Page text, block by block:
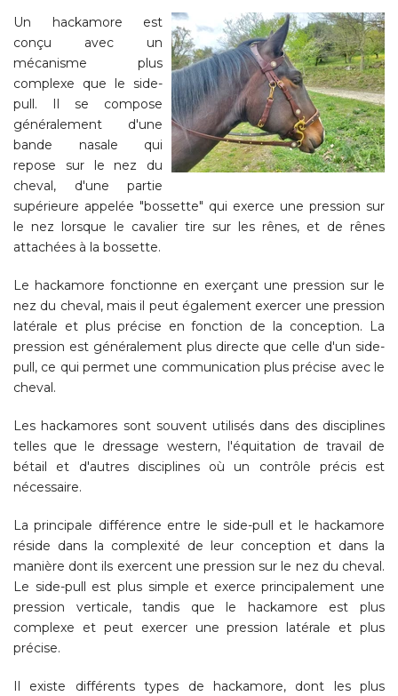
Un hackamore est
conçu avec un
mécanisme plus
complexe que le side-
pull. Il se compose
généralement d'une
bande nasale qui
repose sur le nez du
cheval, d'une partie
supérieure appelée "bossette" qui exerce une pression sur
le nez lorsque le cavalier tire sur les rênes, et de rênes
attachées à la bossette.
Le hackamore fonctionne en exerçant une pression sur le
nez du cheval, mais il peut également exercer une pression
latérale et plus précise en fonction de la conception. La
pression est généralement plus directe que celle d'un side-
pull, ce qui permet une communication plus précise avec le
cheval.
Les hackamores sont souvent utilisés dans des disciplines
telles que le dressage western, l'équitation de travail de
bétail et d'autres disciplines où un contrôle précis est
nécessaire.
La principale différence entre le side-pull et le hackamore
réside dans la complexité de leur conception et dans la
manière dont ils exercent une pression sur le nez du cheval.
Le side-pull est plus simple et exerce principalement une
pression verticale, tandis que le hackamore est plus
complexe et peut exercer une pression latérale et plus
précise.
Il existe différents types de hackamore, dont les plus